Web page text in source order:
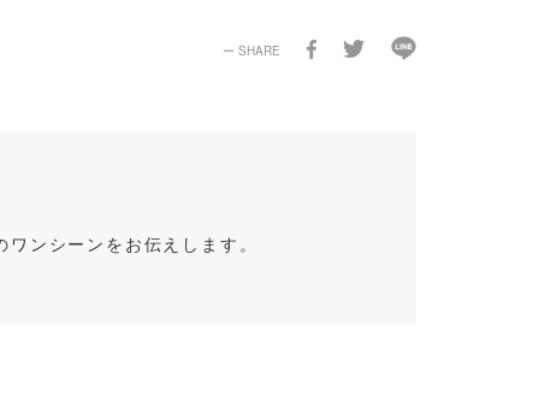
ンシーンをお伝えします。